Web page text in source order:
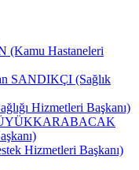
(Kamu Hastaneleri
SANDIKÇI (Sağlık
Hizmetleri Başkanı)
Hizmetleri Başkanı)